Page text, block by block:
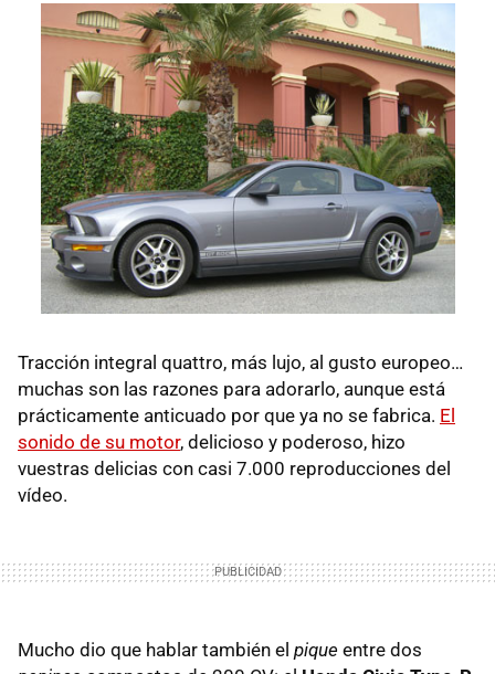
Tracción integral quattro, más lujo, al gusto europeo…
muchas son las razones para adorarlo, aunque está
prácticamente anticuado por que ya no se fabrica. El
sonido de su motor, delicioso y poderoso, hizo
vuestras delicias con casi 7.000 reproducciones del
vídeo.
Mucho dio que hablar también el pique entre dos